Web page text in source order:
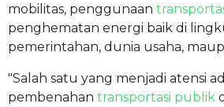
mobilitas, penggunaan
penghematan energi baik di
pemerintahan, dunia usaha,
"Salah satu yang menjadi atensi
pembenahan transportasi publik